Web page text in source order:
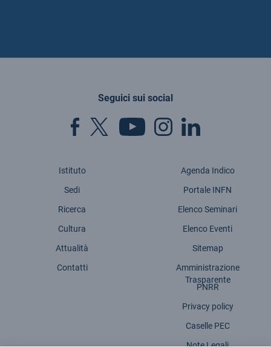
Seguici sui social
Istituto
Sedi
Ricerca
Cultura
Attualità
Contatti
Agenda Indico
Portale INFN
Elenco Seminari
Elenco Eventi
Sitemap
Amministrazione
Trasparente
PNRR
Privacy policy
Caselle PEC